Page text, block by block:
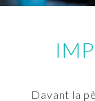
Davant la